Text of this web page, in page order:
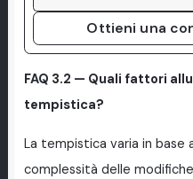
Ottieni una
FAQ 3.2 — Quali fattori
tempistica?
La tempistica varia in base
complessità delle